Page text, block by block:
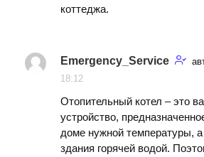
коттеджа.
Emergency_Service
18:12
Отопительный котел – это
устройство,
доме нужной температуры,
здания горячей водой.